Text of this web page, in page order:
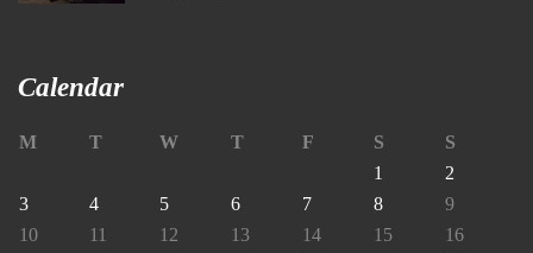
Calendar
M T W T F S
S
1
2
3
4 5 6 7 8
9
10
11 12 13 14 15
16